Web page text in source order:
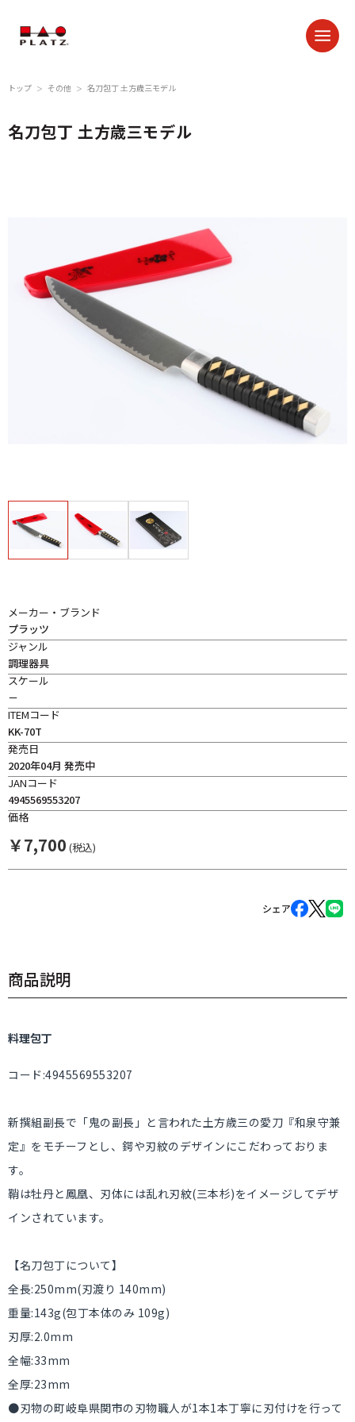
トップ ＞ その他 ＞ 名刀包丁 土方歳三モデル
名刀包丁 土方歳三モデル
メーカー・ブランド
プラッツ
ジャンル
調理器具
スケール
－
ITEMコード
KK-70T
発売日
2020年04月 発売中
JANコード
4945569553207
価格
￥7,700 (税込)
シェア
商品説明
料理包丁
コード:4945569553207
新撰組副長で「鬼の副長」と言われた土方歳三の愛刀『和泉守兼
定』をモチーフとし、鍔や刃紋のデザインにこだわっておりま
す。
鞘は牡丹と鳳凰、刃体には乱れ刃紋(三本杉)をイメージしてデザ
インされています。
【名刀包丁について】
全長:250mm(刃渡り 140mm)
重量:143g(包丁本体のみ 109g)
刃厚:2.0mm
全幅:33mm
全厚:23mm
●刃物の町岐阜県関市の刃物職人が1本1本丁寧に刃付けを行って